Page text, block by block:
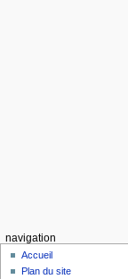
navigation
Accueil
Plan du site